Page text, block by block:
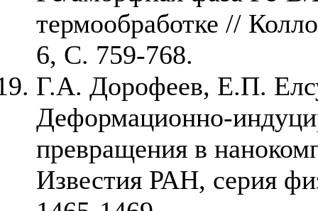
термообработке //
6, С. 759-768.
Г.А. Дорофеев, Е.П.
Деформационно-
превращения в
Известия РАН, серия